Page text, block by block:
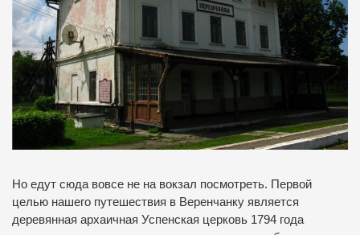
Но едут сюда вовсе не на вокзал посмотреть. Первой
целью нашего путешествия в Веренчанку является
деревянная архаичная Успенская церковь 1794 года